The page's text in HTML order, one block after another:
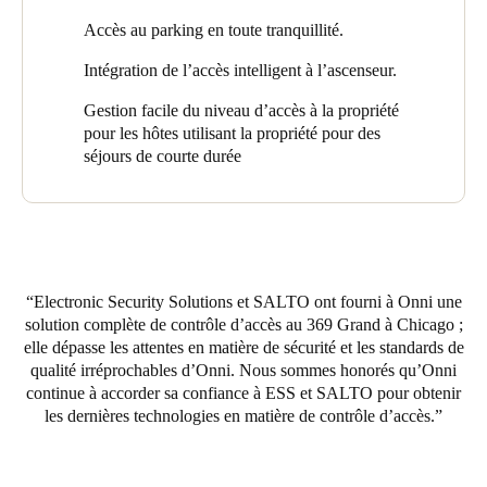
stockées sur son identifiant, ce qui simplifie grandement la mise
à jour d’un ou de plusieurs identifiants tout en obtenant des
données utiles sur l’usager. Les résidents peuvent aisément
communes et à leurs appartements grâce à l’application JustIN
Mobile de SALTO.
de Braxos ; les usagers se servent ainsi de leur téléphone
des autocollants spécialisés qui s’accrochent aux voitures et
facilitent l’accès aux entrées et sorties. ESS a également ajouté
une touche personnelle en créant des médaillons personnalisés
pour Onni afin d’intégrer la marque de la propriété.
Accès au parking en toute tranquillité.
Intégration de l’accès intelligent à l’ascenseur.
Gestion facile du niveau d’accès à la propriété
pour les hôtes utilisant la propriété pour des
séjours de courte durée
Electronic Security Solutions et SALTO ont fourni à Onni une
solution complète de contrôle d’accès au 369 Grand à Chicago ;
elle dépasse les attentes en matière de sécurité et les standards de
qualité irréprochables d’Onni. Nous sommes honorés qu’Onni
continue à accorder sa confiance à ESS et SALTO pour obtenir
les dernières technologies en matière de contrôle d’accès.